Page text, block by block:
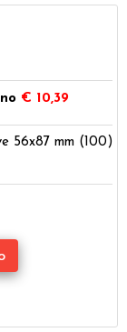
€ 10,39
56x87 mm (100)